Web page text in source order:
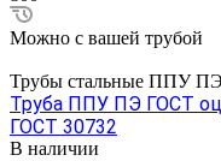
Можно с вашей трубой
Трубы стальные ППУ ПЭ
Труба ППУ ПЭ ГОСТ
ГОСТ 30732
В наличии